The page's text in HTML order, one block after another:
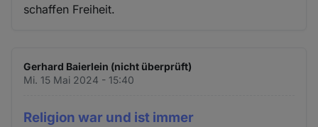
schaffen Freiheit.
Gerhard Baierlein (nicht überprüft)
Mi. 15 Mai 2024 - 15:40
Religion war und ist immer